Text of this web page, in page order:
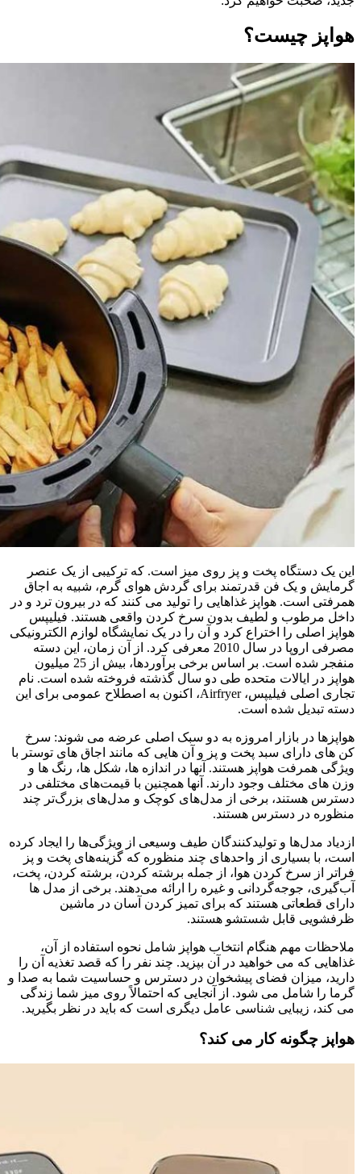
هواپز چیست؟
این یک دستگاه پخت و پز روی میز است. که ترکیبی از یک عنصر
گرمایش و یک فن قدرتمند برای گردش هوای گرم، شبیه به اجاق
همرفتی است. هواپز غذاهایی را تولید می کنند که در بیرون ترد و در
داخل مرطوب و لطیف بدون سرخ کردن واقعی هستند. فیلیپس
هواپز اصلی را اختراع کرد و آن را در یک نمایشگاه لوازم الکترونیکی
مصرفی اروپا در سال 2010 معرفی کرد. از آن زمان، این دسته
منفجر شده است. بر اساس برخی برآوردها، بیش از 25 میلیون
هواپز در ایالات متحده طی دو سال گذشته فروخته شده است. نام
تجاری اصلی فیلیپس، Airfryer، اکنون به اصطلاح عمومی برای این
دسته تبدیل شده است.
هواپزها در بازار امروزه به دو سبک اصلی عرضه می شوند: سرخ
کن های دارای سبد پخت و پز و آن هایی که مانند اجاق های توستر با
ویژگی همرفت هواپز هستند. آنها در اندازه ها، شکل ها، رنگ ها و
وزن های مختلف وجود دارند. آنها همچنین با قیمت‌های مختلفی در
دسترس هستند، برخی از مدل‌های کوچک و مدل‌های بزرگ‌تر چند
منظوره در دسترس هستند.
ازدیاد مدل‌ها و تولیدکنندگان طیف وسیعی از ویژگی‌ها را ایجاد کرده
است، با بسیاری از واحدهای چند منظوره که گزینه‌های پخت و پز
فراتر از سرخ کردن هوا، از جمله برشته کردن، برشته کردن، پخت،
آب‌گیری، جوجه‌گردانی و غیره را ارائه می‌دهند. برخی از مدل ها
دارای قطعاتی هستند که برای تمیز کردن آسان در ماشین
ظرفشویی قابل شستشو هستند.
ملاحظات مهم هنگام انتخاب هواپز شامل نحوه استفاده از آن،
غذاهایی که می خواهید در آن بپزید. چند نفر را که قصد تغذیه آن را
دارید، میزان فضای پیشخوان در دسترس و حساسیت شما به صدا و
گرما را شامل می شود. از آنجایی که احتمالاً روی میز شما زندگی
می کند، زیبایی شناسی عامل دیگری است که باید در نظر بگیرید.
هواپز چگونه کار می کند؟